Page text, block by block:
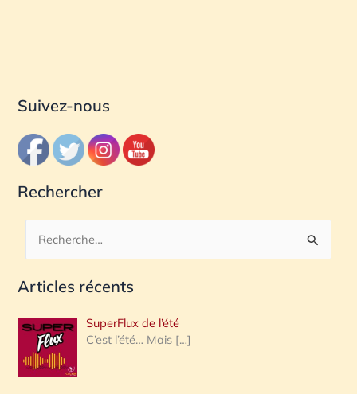
Suivez-nous
Rechercher
c
e
r
c
Articles récents
SuperFlux de l’été
C’est l’été… Mais […]